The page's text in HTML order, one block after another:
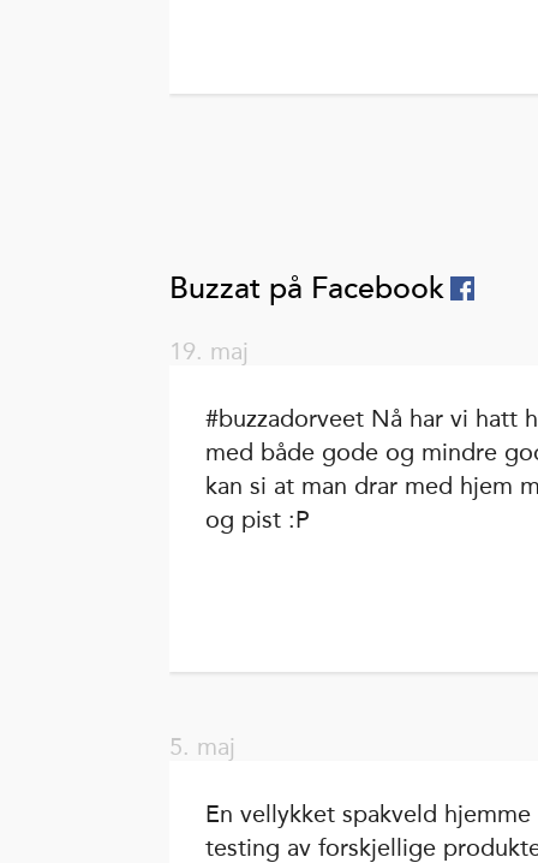
Buzzat på Facebook
19. maj
#buzzadorveet Nå har vi hatt
med både gode og mindre
kan si at man drar med hjem
og pist :P
5. maj
En vellykket spakveld
testing av forskjellige